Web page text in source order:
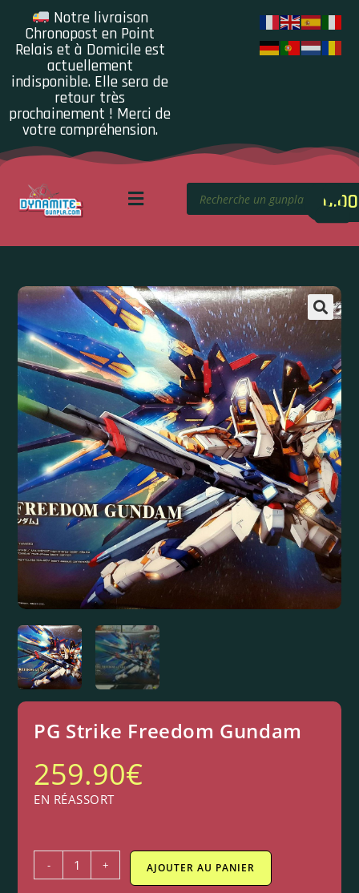
Notre livraison
Chronopost en Point
Relais et à Domicile est
actuellement
indisponible. Elle sera de
retour très
prochainement ! Merci de
votre compréhension.
0.00
PG Strike Freedom Gundam
259.90€
EN RÉASSORT
- + AJOUTER AU PANIER